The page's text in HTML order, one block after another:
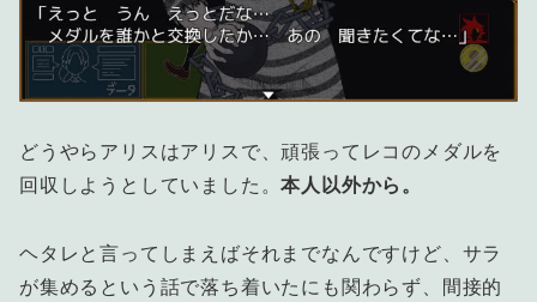
どうやらアリスはアリスで、頑張ってレコのメダルを
回収しようとしていました。本人以外から。
ヘタレと言ってしまえばそれまでなんですけど、サラ
が集めるという話で落ち着いたにも関わらず、間接的